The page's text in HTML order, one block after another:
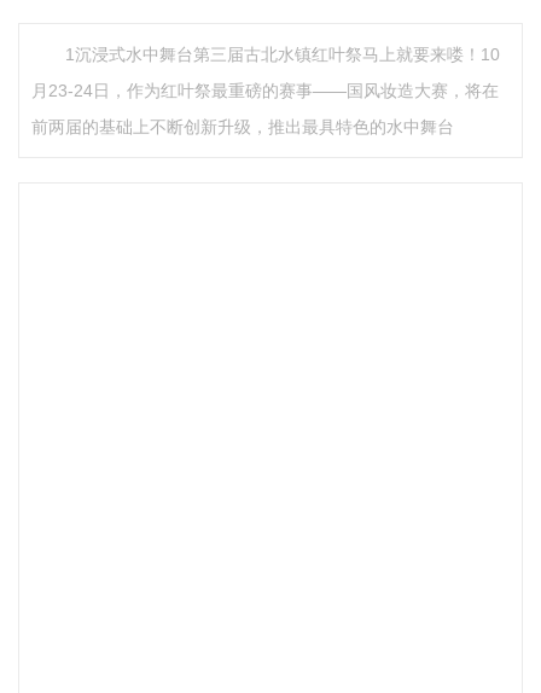
1沉浸式水中舞台第三届古北水镇红叶祭马上就要来喽！10
月23-24日，作为红叶祭最重磅的赛事——国风妆造大赛，将在
前两届的基础上不断创新升级，推出最具特色的水中舞台